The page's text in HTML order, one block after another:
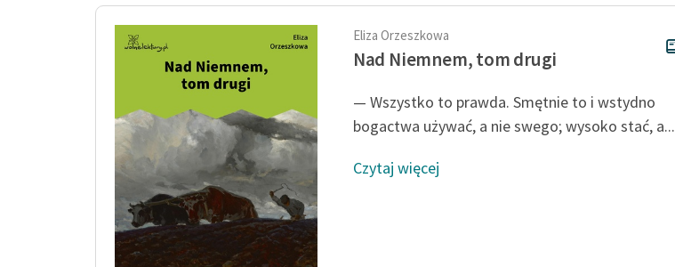
Eliza Orzeszkowa
Nad Niemnem, tom drugi
— Wszystko to prawda. Smętnie to i wstydno
bogactwa używać, a nie swego; wysoko stać, a...
Czytaj więcej